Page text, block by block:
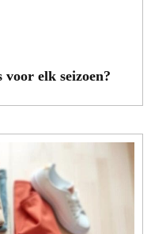
elk seizoen?